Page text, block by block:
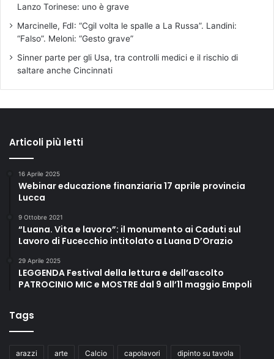
a
l
a
l
i
Lanzo Torinese: uno è grave
Marcinelle, FdI: “Cgil volta le spalle a La Russa”. Landini:
“Falso”. Meloni: “Gesto grave”
Sinner parte per gli Usa, tra controlli medici e il rischio di
saltare anche Cincinnati
Articoli più letti
16 Aprile 2025
Webinar educazione finanziaria 17 aprile provincia
Lucca
9 Ottobre 2021
“Luana. Vita e lavoro”: il monumento ai Caduti sul
Lavoro di Fucecchio intitolato a Luana D’Orazio
29 Aprile 2025
LEGGENDA Festival della lettura e dell’ascolto
PATROCINIO MIC e MOSTRE dal 9 all’11 maggio Empoli
Tags
arazzi arte Calcio capolavori dipinto su tavola